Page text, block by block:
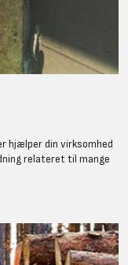
hjælper din virksomhed
relateret til mange